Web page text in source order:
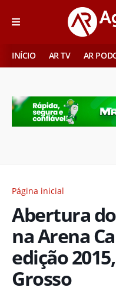
INÍCIO AR TV AR
Página inicial
Abertura
na Arena
edição
Grosso